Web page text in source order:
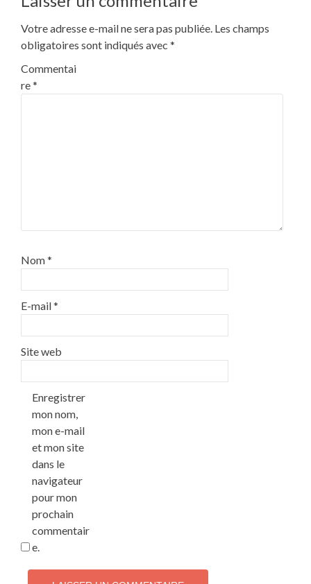
Votre adresse e-mail ne sera pas publiée. Les champs
obligatoires sont indiqués avec *
Commentai
re*
Nom*
E-mail*
Site web
Enregistrer
mon nom,
mon e-mail
et mon site
dans le
navigateur
pour mon
prochain
commentair
e.